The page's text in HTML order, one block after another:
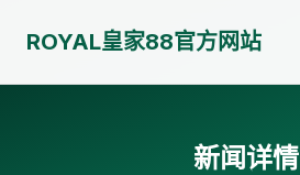
ROYAL皇家88官方网站
新闻详情